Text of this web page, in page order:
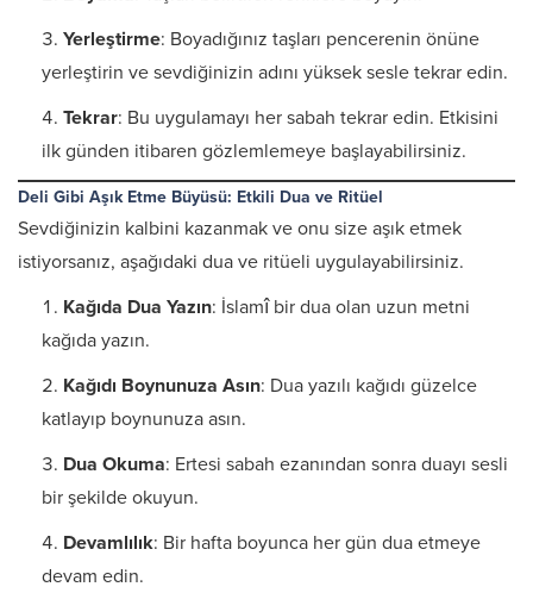
Yerleştirme: Boyadığınız taşları pencerenin önüne
yerleştirin ve sevdiğinizin adını yüksek sesle tekrar edin.
Tekrar: Bu uygulamayı her sabah tekrar edin. Etkisini
ilk günden itibaren gözlemlemeye başlayabilirsiniz.
Deli Gibi Aşık Etme Büyüsü: Etkili Dua ve Ritüel
Sevdiğinizin kalbini kazanmak ve onu size aşık etmek
istiyorsanız, aşağıdaki dua ve ritüeli uygulayabilirsiniz.
Kağıda Dua Yazın: İslamî bir dua olan uzun metni
kağıda yazın.
Kağıdı Boynunuza Asın: Dua yazılı kağıdı güzelce
katlayıp boynunuza asın.
Dua Okuma: Ertesi sabah ezanından sonra duayı sesli
bir şekilde okuyun.
Devamlılık: Bir hafta boyunca her gün dua etmeye
devam edin.